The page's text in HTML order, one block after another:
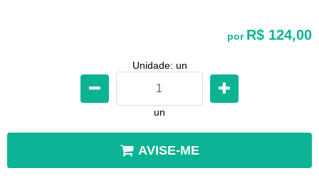
por R$ 124,00
Unidade: un
un
AVISE-ME